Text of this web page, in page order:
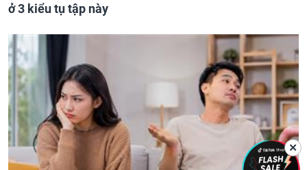
ở 3 kiểu tụ tập này
✕